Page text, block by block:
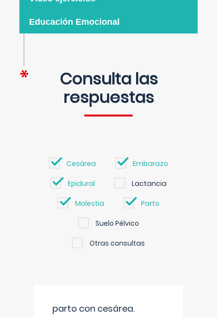
Educación Emocional
Consulta las
respuestas
Cesárea Embarazo
Epidural Lactancia
Molestia Parto
Suelo Pélvico
Otras consultas
parto con cesárea.